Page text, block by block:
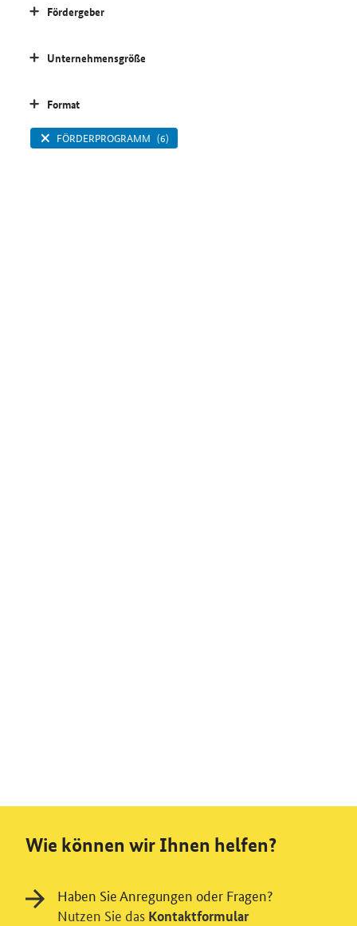
Fördergeber
Unternehmensgröße
Format
FÖRDERPROGRAMM (6)
Wie können wir Ihnen helfen?
Haben Sie Anregungen oder Fragen?
Nutzen Sie das Kontaktformular